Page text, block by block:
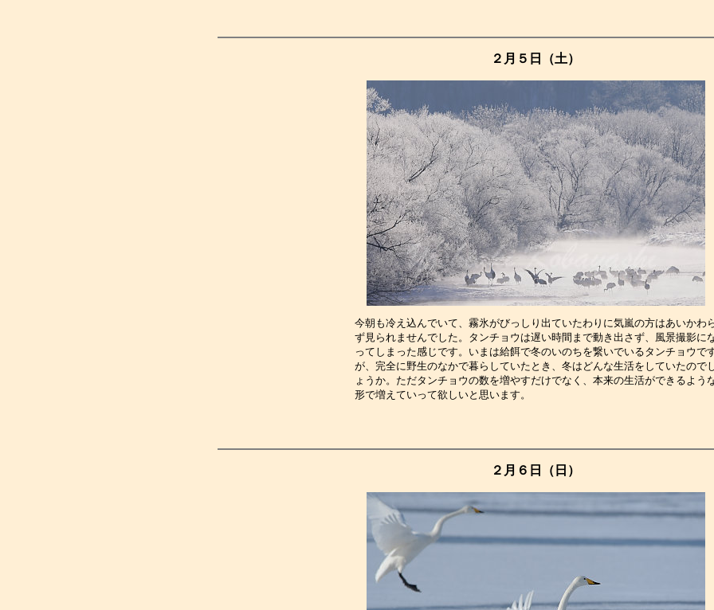
２月５日（土）
今朝も冷え込んでいて、霧氷がびっしり出ていたわりに気嵐の方はあいかわ
ず見られませんでした。タンチョウは遅い時間まで動き出さず、風景撮影に
ってしまった感じです。いまは給餌で冬のいのちを繋いでいるタンチョウで
が、完全に野生のなかで暮らしていたとき、冬はどんな生活をしていたので
ょうか。ただタンチョウの数を増やすだけでなく、本来の生活ができるよう
形で増えていって欲しいと思います。
２月６日（日）